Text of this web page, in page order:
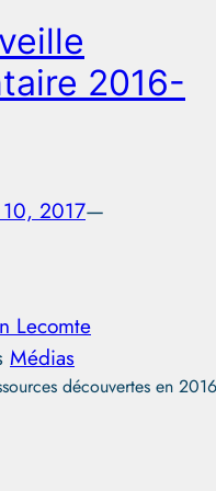
2016-
2017—
Lecomte
Médias
découvertes en 2016